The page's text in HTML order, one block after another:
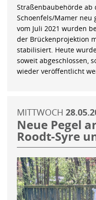
Straßenbaubehörde ab
Schoenfels/Mamer neu
vom Juli 2021 wurden
der Brückenprojektion
stabilisiert. Heute
soweit abgeschlossen,
wieder veröffentlicht
MITTWOCH
Neue Pegel
Roodt-Syre